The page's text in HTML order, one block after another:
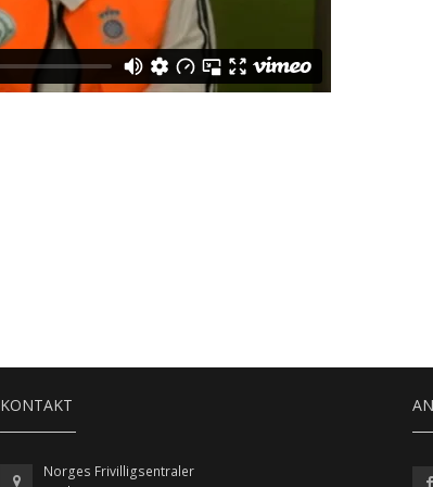
KONTAKT
Norges Frivilligsentraler